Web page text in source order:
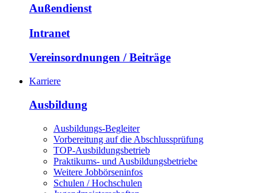
Außendienst
Intranet
Vereinsordnungen / Beiträge
Karriere
Ausbildung
Ausbildungs-Begleiter
Vorbereitung auf die Abschlussprüfung
TOP-Ausbildungsbetrieb
Praktikums- und Ausbildungsbetriebe
Weitere Jobbörseninfos
Schulen / Hochschulen